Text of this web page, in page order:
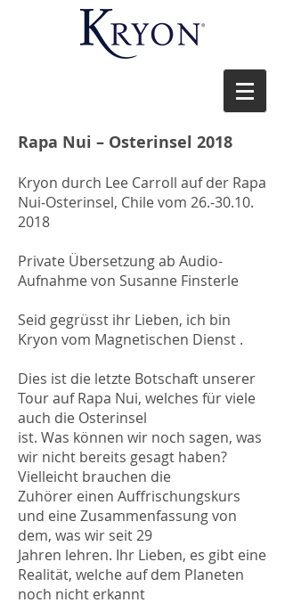
Rapa Nui – Osterinsel 2018
Kryon durch Lee Carroll auf der Rapa
Nui-Osterinsel, Chile vom 26.-30.10.
2018
Private Übersetzung ab Audio-
Aufnahme von Susanne Finsterle
Seid gegrüsst ihr Lieben, ich bin
Kryon vom Magnetischen Dienst .
Dies ist die letzte Botschaft unserer
Tour auf Rapa Nui, welches für viele
auch die Osterinsel
ist. Was können wir noch sagen, was
wir nicht bereits gesagt haben?
Vielleicht brauchen die
Zuhörer einen Auffrischungskurs
und eine Zusammenfassung von
dem, was wir seit 29
Jahren lehren. Ihr Lieben, es gibt eine
Realität, welche auf dem Planeten
noch nicht erkannt